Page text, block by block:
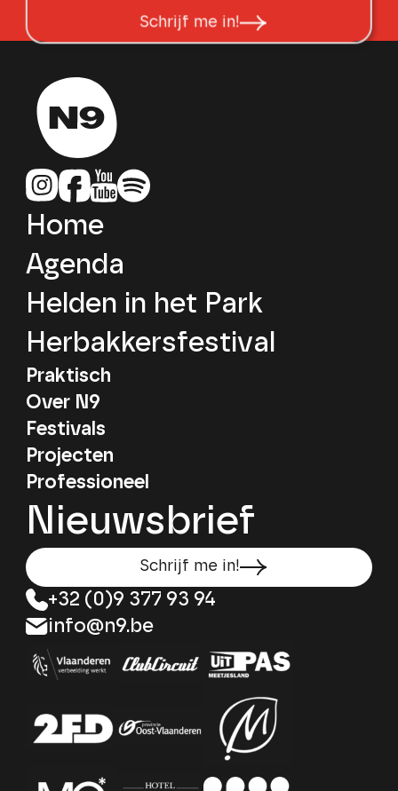
Home
Agenda
Helden in het Park
Herbakkersfestival
Praktisch
Over N9
Festivals
Projecten
Professioneel
Nieuwsbrief
Schrijf me in!
+32 (0)9 377 93 94
info@n9.be
Schrijf me in!